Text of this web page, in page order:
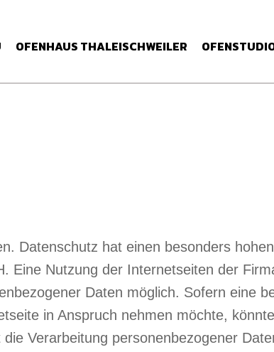
OFENHAUS THALEISCHWEILER
Datenschutz hat einen besonders
Eine Nutzung der Internetseiten der
Daten möglich. Sofern eine
in Anspruch nehmen möchte,
Verarbeitung personenbezogener